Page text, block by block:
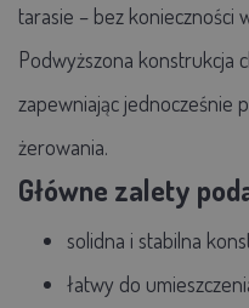
tarasie – bez konieczności
Podwyższona konstrukcja
zapewniając jednocześnie
żerowania.
Główne zalety
solidna i stabilna
łatwy do